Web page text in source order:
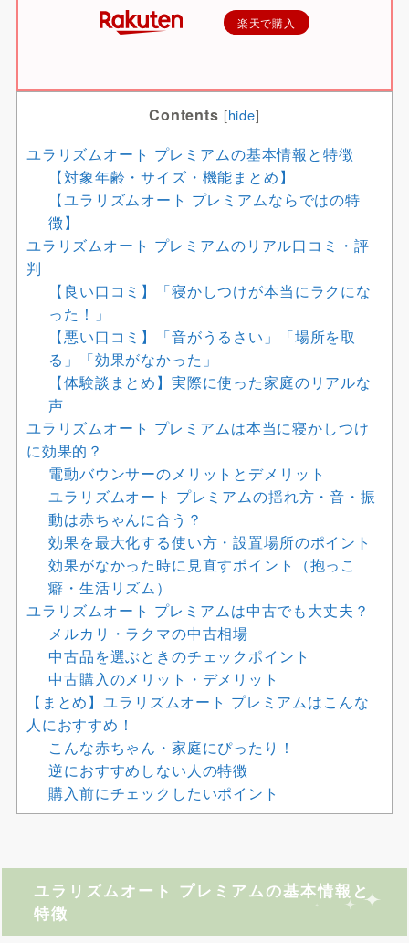
楽天で購入
Contents [hide]
ユラリズムオート プレミアムの基本情報と特徴
【対象年齢・サイズ・機能まとめ】
【ユラリズムオート プレミアムならではの特
徴】
ユラリズムオート プレミアムのリアル口コミ・評
判
【良い口コミ】「寝かしつけが本当にラクにな
った！」
【悪い口コミ】「音がうるさい」「場所を取
る」「効果がなかった」
【体験談まとめ】実際に使った家庭のリアルな
声
ユラリズムオート プレミアムは本当に寝かしつけ
に効果的？
電動バウンサーのメリットとデメリット
ユラリズムオート プレミアムの揺れ方・音・振
動は赤ちゃんに合う？
効果を最大化する使い方・設置場所のポイント
効果がなかった時に見直すポイント（抱っこ
癖・生活リズム）
ユラリズムオート プレミアムは中古でも大丈夫？
メルカリ・ラクマの中古相場
中古品を選ぶときのチェックポイント
中古購入のメリット・デメリット
【まとめ】ユラリズムオート プレミアムはこんな
人におすすめ！
こんな赤ちゃん・家庭にぴったり！
逆におすすめしない人の特徴
購入前にチェックしたいポイント
ユラリズムオート プレミアムの基本情報と
特徴